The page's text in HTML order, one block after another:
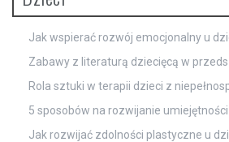
Jak wspierać rozwój emocjonalny u
Zabawy z literaturą dziecięcą w
Rola sztuki w terapii dzieci z
5 sposobów na rozwijanie
Jak rozwijać zdolności plastyczne u